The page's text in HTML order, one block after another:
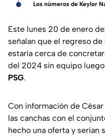
Los números de Keylor
Este lunes 20 de enero
señalan que el regreso de
estaría cerca de
del 2024 sin equipo
PSG.
Con información de
las canchas con el
hecho una oferta y serían